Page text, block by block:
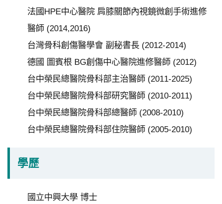
法國HPE中心醫院 肩膝關節內視鏡微創手術進修
醫師 (2014,2016)
台灣骨科創傷醫學會 副秘書長 (2012-2014)
德國 圖賓根 BG創傷中心醫院進修醫師 (2012)
台中榮民總醫院骨科部主治醫師 (2011-2025)
台中榮民總醫院骨科部研究醫師 (2010-2011)
台中榮民總醫院骨科部總醫師 (2008-2010)
台中榮民總醫院骨科部住院醫師 (2005-2010)
學歷
國立中興大學 博士